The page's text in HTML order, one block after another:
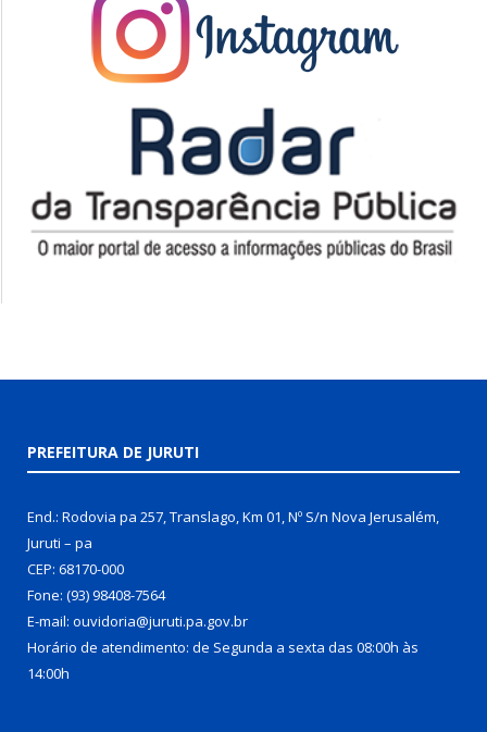
PREFEITURA DE JURUTI
End.: Rodovia pa 257, Translago, Km 01, Nº S/n Nova Jerusalém,
Juruti – pa
CEP: 68170-000
Fone: (93) 98408-7564
E-mail: ouvidoria@juruti.pa.gov.br
Horário de atendimento: de Segunda a sexta das 08:00h às
14:00h